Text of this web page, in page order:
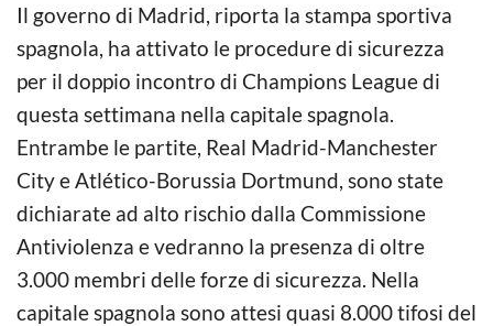
Il governo di Madrid, riporta la stampa sportiva
spagnola, ha attivato le procedure di sicurezza
per il doppio incontro di Champions League di
questa settimana nella capitale spagnola.
Entrambe le partite, Real Madrid-Manchester
City e Atlético-Borussia Dortmund, sono state
dichiarate ad alto rischio dalla Commissione
Antiviolenza e vedranno la presenza di oltre
3.000 membri delle forze di sicurezza. Nella
capitale spagnola sono attesi quasi 8.000 tifosi del